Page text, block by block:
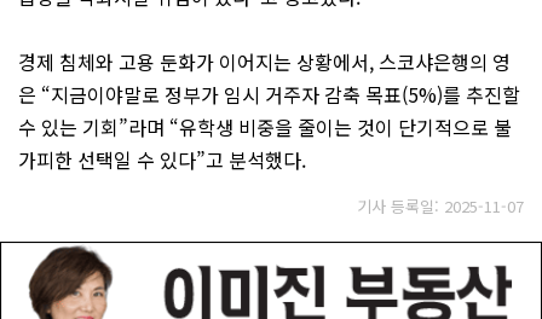
경제 침체와 고용 둔화가 이어지는 상황에서, 스코샤은행의 영
은 “지금이야말로 정부가 임시 거주자 감축 목표(5%)를 추진할
수 있는 기회”라며 “유학생 비중을 줄이는 것이 단기적으로 불
가피한 선택일 수 있다”고 분석했다.
기사 등록일: 2025-11-07